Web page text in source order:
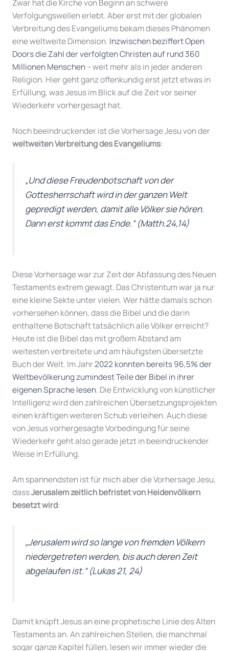
Zwar hat die Kirche von Beginn an schwere
Verfolgungswellen erlebt. Aber erst mit der globalen
Verbreitung des Evangeliums bekam dieses Phänomen
eine weltweite Dimension. Inzwischen beziffert Open
Doors die Zahl der verfolgten Christen auf rund 360
Millionen Menschen– weit mehr als in jeder anderen
Religion. Hier geht ganz offenkundig erst jetzt etwas in
Erfüllung, was Jesus im Blick auf die Zeit vor seiner
Wiederkehr vorhergesagt hat.
Noch beeindruckender ist die Vorhersage Jesu von der
weltweiten Verbreitung des Evangeliums:
„Und diese Freudenbotschaft von der
Gottesherrschaft wird in der ganzen Welt
gepredigt werden, damit alle Völker sie hören.
Dann erst kommt das Ende.“(Matth.24,14)
Diese Vorhersage war zur Zeit der Abfassung des Neuen
Testaments extrem gewagt. Das Christentum war ja nur
eine kleine Sekte unter vielen. Wer hätte damals schon
vorhersehen können, dass die Bibel und die darin
enthaltene Botschaft tatsächlich alle Völker erreicht?
Heute ist die Bibel das mit großem Abstand am
weitesten verbreitete und am häufigsten übersetzte
Buch der Welt. Im Jahr2022 konnten bereits 96,5% der
Weltbevölkerung zumindest Teile der Bibel in ihrer
eigenen Sprache lesen. Die Entwicklung von künstlicher
Intelligenz wird den zahlreichen Übersetzungsprojekten
einen kräftigen weiteren Schub verleihen. Auch diese
von Jesus vorhergesagte Vorbedingung für seine
Wiederkehr geht also gerade jetzt in beeindruckender
Weise in Erfüllung.
Am spannendsten ist für mich aber die Vorhersage Jesu,
dassJerusalem zeitlich befristet von Heidenvölkern
besetzt wird:
„Jerusalem wird so lange von fremden Völkern
niedergetreten werden, bis auch deren Zeit
abgelaufen ist.“(Lukas 21, 24)
Damit knüpft Jesus an eine prophetische Linie des Alten
Testaments an. An zahlreichen Stellen, die manchmal
sogar ganze Kapitel füllen, lesen wir immer wieder die